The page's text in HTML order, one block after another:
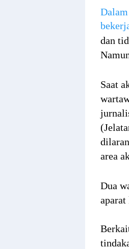
dan
Saat
area
Dua